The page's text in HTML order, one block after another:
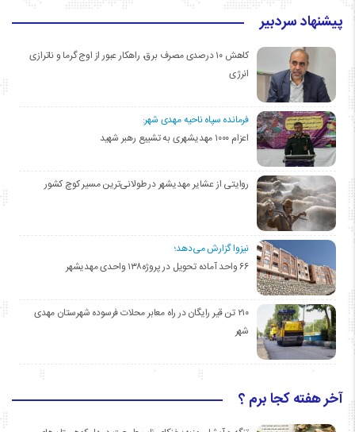
پیشنهاد سردبیر
کاهش ۱۰ درصدی مصرف برق، راهکار عبور از اوج گرما و ناترازی
انرژی
فرمانده سپاه ناحیه مهدی شهر:
اعزام ۱۰۰۰ مهدیشهری به تشییع رهبر شهید
روایتی از عشایر مهدیشهر در طولانی‌ترین مسیر کوچ کشور
نیزوا گزارش می‌دهد؛
۶۶ واحد آماده تحویل در پروژه۱۳۸ واحدی مهدیشهر
۲۱۰ تن قیر رایگان در راه معابر محلات فرسوده شهرستان مهدی
شهر
آخر هفته کجا برم ؟